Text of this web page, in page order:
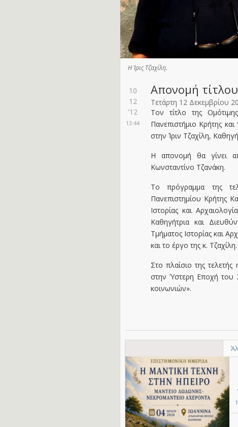
Η Ίρις Τζαχίλη.
10
12
'12
13:44
Απονομή
Τετάρτη 12 Δεκεμβρίου
Τον τίτλο της
Πανεπιστήμιο Κρήτης
στην Ίριν Τζαχίλη,
Η απονομή θα γίνει
Κωνσταντίνο Τζανάκη.
Το πρόγραμμα της
Πανεπιστημίου Κρήτης
Ιστορίας και
Καθηγήτρια και
Τμήματος Ιστορίας και
και το έργο της κ. Τζαχίλη.
Στο πλαίσιο της
στην Ύστερη Εποχή του
κοινωνιών».